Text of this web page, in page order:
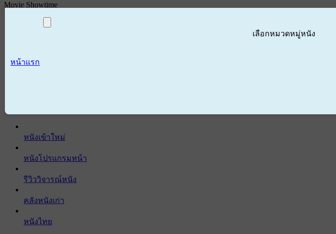
Movie Showtime
หน้าแรก
เลือกหมวดหมู่หนัง
หนังเข้าใหม่
หนังโปรแกรมหน้า
รีวิววิจารณ์หนัง
คลังหนังเก่า
หนังไทย